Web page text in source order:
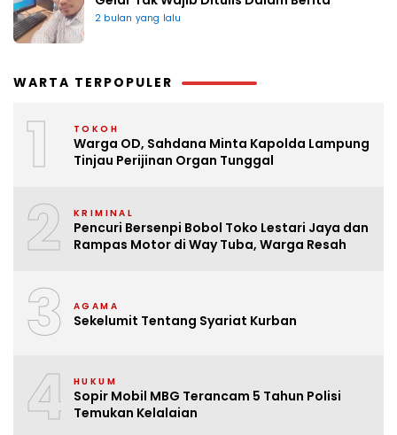
2 bulan yang lalu
WARTA TERPOPULER
1 TOKOH
Warga OD, Sahdana Minta Kapolda Lampung
Tinjau Perijinan Organ Tunggal
2 KRIMINAL
Pencuri Bersenpi Bobol Toko Lestari Jaya dan
Rampas Motor di Way Tuba, Warga Resah
3 AGAMA
Sekelumit Tentang Syariat Kurban
4 HUKUM
Sopir Mobil MBG Terancam 5 Tahun Polisi
Temukan Kelalaian